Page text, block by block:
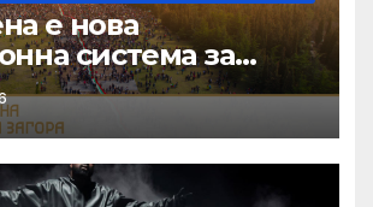
е нова
система за
по
фонд